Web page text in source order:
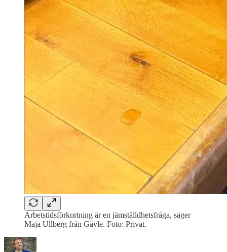
Arbetstidsförkortning är en jämställdhetsfråga, säger
Maja Ullberg från Gävle. Foto: Privat.